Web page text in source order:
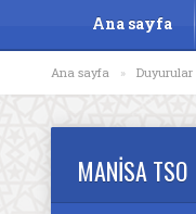
Ana sayfa
Ana sayfa » Duyurular
MANİSA TSO